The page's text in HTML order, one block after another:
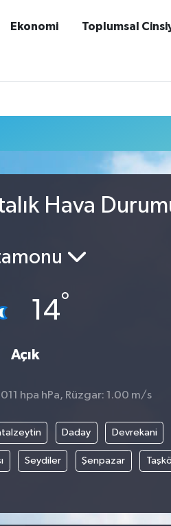
Ekonomi Toplumsal
Hava
14°
Açık
hpa hPa, Rüzgar: 1.00 m/s
Daday Devrekani
Seydiler Şenpazar